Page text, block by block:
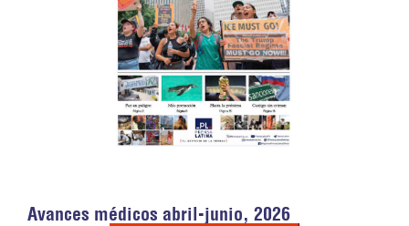
Avances médicos abril-junio, 2026